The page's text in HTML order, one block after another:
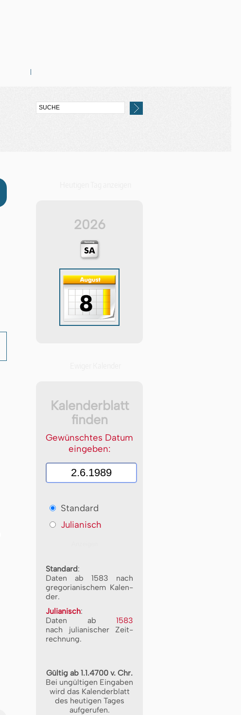
2026
Kalenderblatt
finden
Gewünschtes Datum
eingeben:
Standard
Julianisch
Standard:
Daten ab 1583 nach
gre­go­ri­a­ni­schem Ka­len­
der.
Julianisch:
Daten ab 1583
nach ju­li­a­ni­scher Zeit­
rech­nung.
Gültig ab 1.1.4700 v. Chr.
Bei ungültigen Eingaben
wird das Kalenderblatt
des heutigen Tages
aufgerufen.